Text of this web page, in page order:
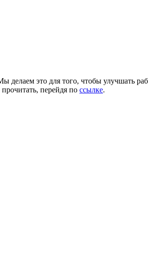
это для того, чтобы улучшать
перейдя по ссылке.